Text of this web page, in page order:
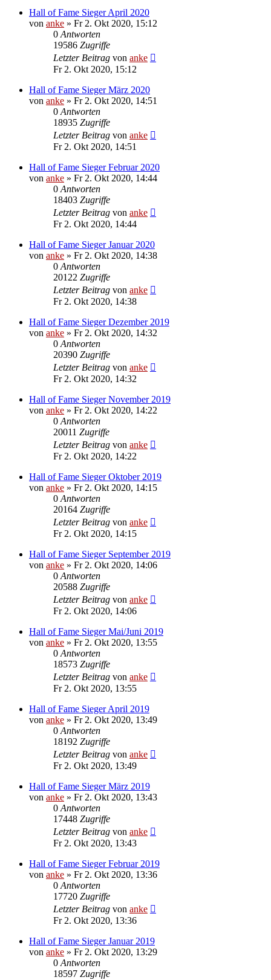
Hall of Fame Sieger April 2020
von anke » Fr 2. Okt 2020, 15:12
0 Antworten
19586 Zugriffe
Letzter Beitrag von anke
Fr 2. Okt 2020, 15:12
Hall of Fame Sieger März 2020
von anke » Fr 2. Okt 2020, 14:51
0 Antworten
18935 Zugriffe
Letzter Beitrag von anke
Fr 2. Okt 2020, 14:51
Hall of Fame Sieger Februar 2020
von anke » Fr 2. Okt 2020, 14:44
0 Antworten
18403 Zugriffe
Letzter Beitrag von anke
Fr 2. Okt 2020, 14:44
Hall of Fame Sieger Januar 2020
von anke » Fr 2. Okt 2020, 14:38
0 Antworten
20122 Zugriffe
Letzter Beitrag von anke
Fr 2. Okt 2020, 14:38
Hall of Fame Sieger Dezember 2019
von anke » Fr 2. Okt 2020, 14:32
0 Antworten
20390 Zugriffe
Letzter Beitrag von anke
Fr 2. Okt 2020, 14:32
Hall of Fame Sieger November 2019
von anke » Fr 2. Okt 2020, 14:22
0 Antworten
20011 Zugriffe
Letzter Beitrag von anke
Fr 2. Okt 2020, 14:22
Hall of Fame Sieger Oktober 2019
von anke » Fr 2. Okt 2020, 14:15
0 Antworten
20164 Zugriffe
Letzter Beitrag von anke
Fr 2. Okt 2020, 14:15
Hall of Fame Sieger September 2019
von anke » Fr 2. Okt 2020, 14:06
0 Antworten
20588 Zugriffe
Letzter Beitrag von anke
Fr 2. Okt 2020, 14:06
Hall of Fame Sieger Mai/Juni 2019
von anke » Fr 2. Okt 2020, 13:55
0 Antworten
18573 Zugriffe
Letzter Beitrag von anke
Fr 2. Okt 2020, 13:55
Hall of Fame Sieger April 2019
von anke » Fr 2. Okt 2020, 13:49
0 Antworten
18192 Zugriffe
Letzter Beitrag von anke
Fr 2. Okt 2020, 13:49
Hall of Fame Sieger März 2019
von anke » Fr 2. Okt 2020, 13:43
0 Antworten
17448 Zugriffe
Letzter Beitrag von anke
Fr 2. Okt 2020, 13:43
Hall of Fame Sieger Februar 2019
von anke » Fr 2. Okt 2020, 13:36
0 Antworten
17720 Zugriffe
Letzter Beitrag von anke
Fr 2. Okt 2020, 13:36
Hall of Fame Sieger Januar 2019
von anke » Fr 2. Okt 2020, 13:29
0 Antworten
18597 Zugriffe